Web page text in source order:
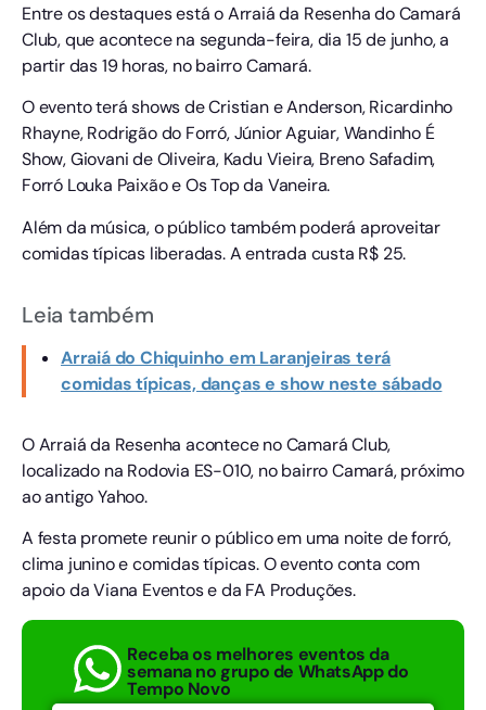
Entre os destaques está o Arraiá da Resenha do Camará
Club, que acontece na segunda-feira, dia 15 de junho, a
partir das 19 horas, no bairro Camará.
O evento terá shows de Cristian e Anderson, Ricardinho
Rhayne, Rodrigão do Forró, Júnior Aguiar, Wandinho É
Show, Giovani de Oliveira, Kadu Vieira, Breno Safadim,
Forró Louka Paixão e Os Top da Vaneira.
Além da música, o público também poderá aproveitar
comidas típicas liberadas. A entrada custa R$ 25.
Leia também
Arraiá do Chiquinho em Laranjeiras terá
comidas típicas, danças e show neste sábado
O Arraiá da Resenha acontece no Camará Club,
localizado na Rodovia ES-010, no bairro Camará, próximo
ao antigo Yahoo.
A festa promete reunir o público em uma noite de forró,
clima junino e comidas típicas. O evento conta com
apoio da Viana Eventos e da FA Produções.
Receba os melhores eventos da
semana no grupo de WhatsApp do
Tempo Novo